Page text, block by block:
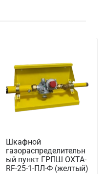
Шкафной
газораспределительн
ый пункт ГРПШ ОХТА-
RF-25-1-ПЛ-Ф (желтый)